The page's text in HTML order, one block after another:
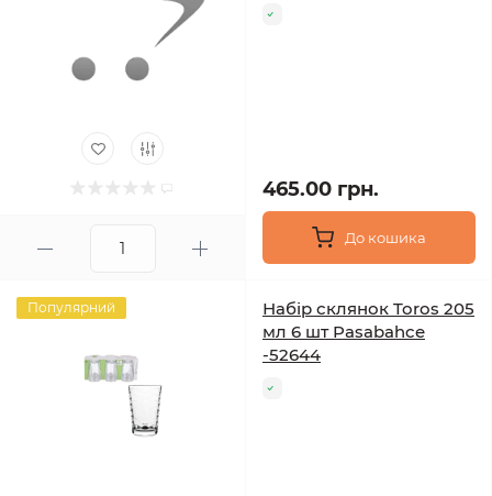
465.00 грн.
До кошика
Популярний
Набір склянок Toros 205
мл 6 шт Pasabahce
-52644